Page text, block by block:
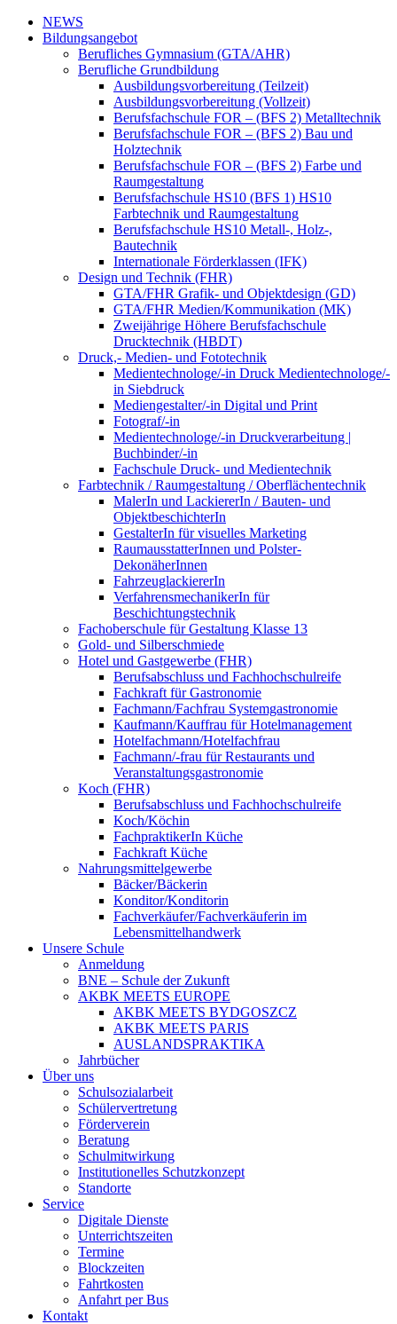
NEWS
Bildungsangebot
Berufliches Gymnasium (GTA/AHR)
Berufliche Grundbildung
Ausbildungsvorbereitung (Teilzeit)
Ausbildungsvorbereitung (Vollzeit)
Berufsfachschule FOR – (BFS 2) Metalltechnik
Berufsfachschule FOR – (BFS 2) Bau und
Holztechnik
Berufsfachschule FOR – (BFS 2) Farbe und
Raumgestaltung
Berufsfachschule HS10 (BFS 1) HS10
Farbtechnik und Raumgestaltung
Berufsfachschule HS10 Metall-, Holz-,
Bautechnik
Internationale Förderklassen (IFK)
Design und Technik (FHR)
GTA/FHR Grafik- und Objektdesign (GD)
GTA/FHR Medien/Kommunikation (MK)
Zweijährige Höhere Berufsfachschule
Drucktechnik (HBDT)
Druck,- Medien- und Fototechnik
Medientechnologe/-in Druck Medientechnologe/-
in Siebdruck
Mediengestalter/-in Digital und Print
Fotograf/-in
Medientechnologe/-in Druckverarbeitung |
Buchbinder/-in
Fachschule Druck- und Medientechnik
Farbtechnik / Raumgestaltung / Oberflächentechnik
MalerIn und LackiererIn / Bauten- und
ObjektbeschichterIn
GestalterIn für visuelles Marketing
RaumausstatterInnen und Polster-
DekonäherInnen
FahrzeuglackiererIn
VerfahrensmechanikerIn für
Beschichtungstechnik
Fachoberschule für Gestaltung Klasse 13
Gold- und Silberschmiede
Hotel und Gastgewerbe (FHR)
Berufsabschluss und Fachhochschulreife
Fachkraft für Gastronomie
Fachmann/Fachfrau Systemgastronomie
Kaufmann/Kauffrau für Hotelmanagement
Hotelfachmann/Hotelfachfrau
Fachmann/-frau für Restaurants und
Veranstaltungsgastronomie
Koch (FHR)
Berufsabschluss und Fachhochschulreife
Koch/Köchin
FachpraktikerIn Küche
Fachkraft Küche
Nahrungsmittelgewerbe
Bäcker/Bäckerin
Konditor/Konditorin
Fachverkäufer/Fachverkäuferin im
Lebensmittelhandwerk
Unsere Schule
Anmeldung
BNE – Schule der Zukunft
AKBK MEETS EUROPE
AKBK MEETS BYDGOSZCZ
AKBK MEETS PARIS
AUSLANDSPRAKTIKA
Jahrbücher
Über uns
Schulsozialarbeit
Schülervertretung
Förderverein
Beratung
Schulmitwirkung
Institutionelles Schutzkonzept
Standorte
Service
Digitale Dienste
Unterrichtszeiten
Termine
Blockzeiten
Fahrtkosten
Anfahrt per Bus
Kontakt